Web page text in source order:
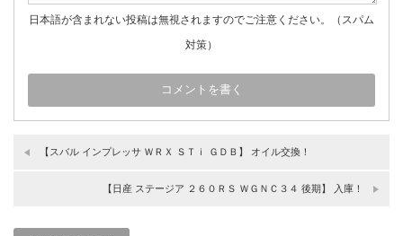
日本語が含まれない投稿は無視されますのでご注意ください。（スパム
対策）
【スバル インプレッサ ＷＲＸ ＳＴｉ ＧＤＢ】 オイル交換！
【日産 ステージア ２６０ＲＳ ＷＧＮＣ３４ 後期】 入庫！